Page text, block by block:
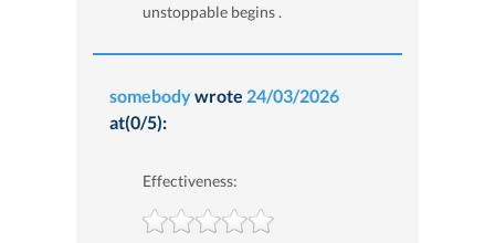
unstoppable begins .
somebodywrote 24/03/2026
at(0/5):
Effectiveness: